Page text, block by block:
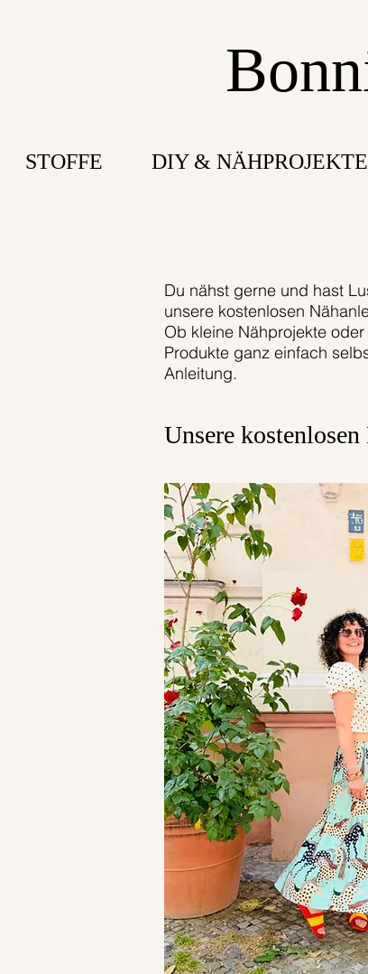
STOFFE DIY & NÄHPROJEKTE
Du nähst gerne und hast
unsere kostenlosen
Ob kleine Nähprojekte
Produkte ganz einfach
Anleitung.
Unsere